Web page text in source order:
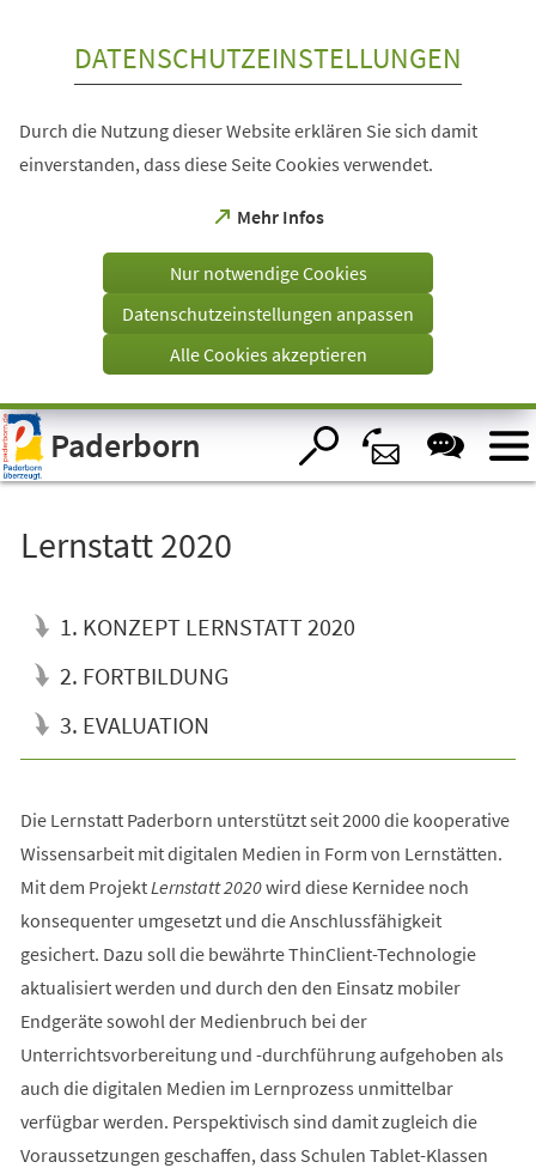
Visuelle
Assistenzsoftware
öffnen.
DATENSCHUTZEINSTELLUNGEN
Durch die Nutzung dieser Website erklären Sie sich damit
einverstanden, dass diese Seite Cookies verwendet.
Mehr Infos
(Öffnet
einem
Tab)
Nur notwendige Cookies
Datenschutzeinstellungen anpassen
Alle Cookies akzeptieren
Paderborn
Lernstatt 2020
1. KONZEPT LERNSTATT 2020
2. FORTBILDUNG
3. EVALUATION
Die Lernstatt Paderborn unterstützt seit 2000 die kooperative
Wissensarbeit mit digitalen Medien in Form von Lernstätten.
Mit dem ProjektLernstatt 2020wird diese Kernidee noch
konsequenter umgesetzt und die Anschlussfähigkeit
gesichert. Dazu soll die bewährte ThinClient-Technologie
aktualisiert werden und durch den den Einsatz mobiler
Endgeräte sowohl der Medienbruch bei der
Unterrichtsvorbereitung und -durchführung aufgehoben als
auch die digitalen Medien im Lernprozess unmittelbar
verfügbar werden. Perspektivisch sind damit zugleich die
Voraussetzungen geschaffen, dass Schulen Tablet-Klassen